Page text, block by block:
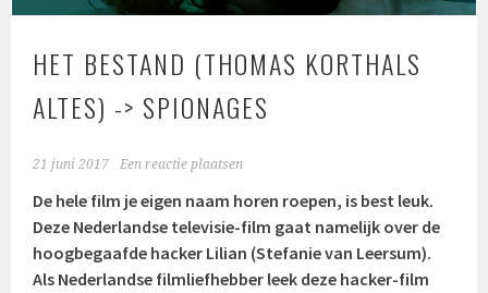
HET BESTAND (THOMAS KORTHALS
ALTES) -> SPIONAGES
21 juni 2017 Een reactie plaatsen
De hele film je eigen naam horen roepen, is best leuk.
Deze Nederlandse televisie-film gaat namelijk over de
hoogbegaafde hacker Lilian (Stefanie van Leersum).
Als Nederlandse filmliefhebber leek deze hacker-film